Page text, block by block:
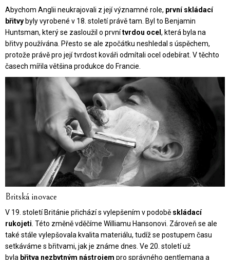
Abychom Anglii neukrajovali z její významné role, první skládací
břitvy byly vyrobené v 18. století právě tam. Byl to Benjamin
Huntsman, který se zasloužil o prvnítvrdou ocel , která byla na
břitvy používána. Přesto se ale zpočátku neshledal s úspěchem,
protože právě pro její tvrdost kováři odmítali ocel odebírat. V těchto
časech mířila většina produkce do Francie.
Britská inovace
V 19. století Británie přichází s vylepšením v podobě skládací
rukojeti . Této změně vděčíme Williamu Hansonovi. Zároveň se ale
také stále vylepšovala kvalita materiálu, tudíž se postupem času
setkáváme s břitvami, jak je známe dnes. Ve 20. století už
byla břitva nezbytným nástrojem pro správného gentlemana a